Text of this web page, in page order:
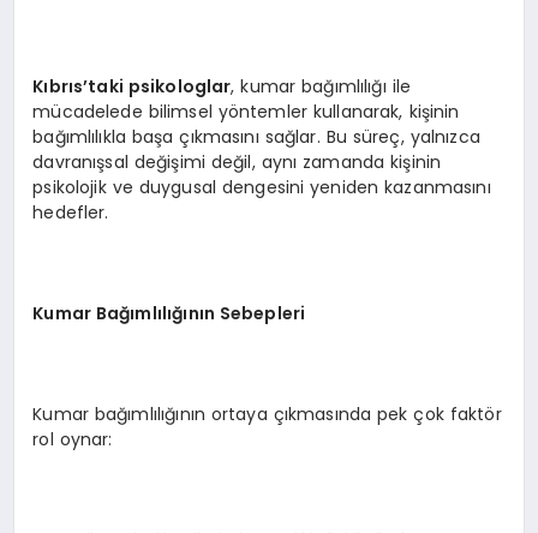
Kıbrıs’taki psikologlar, kumar bağımlılığı ile
mücadelede bilimsel yöntemler kullanarak, kişinin
bağımlılıkla başa çıkmasını sağlar. Bu süreç, yalnızca
davranışsal değişimi değil, aynı zamanda kişinin
psikolojik ve duygusal dengesini yeniden kazanmasını
hedefler.
Kumar Bağımlılığının Sebepleri
Kumar bağımlılığının ortaya çıkmasında pek çok faktör
rol oynar: